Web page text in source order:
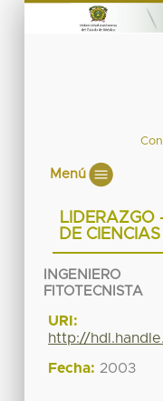
Menú
LIDERAZGO
DE
INGENIERO
FITOTECNISTA
URI:
http://
Fecha: 2003